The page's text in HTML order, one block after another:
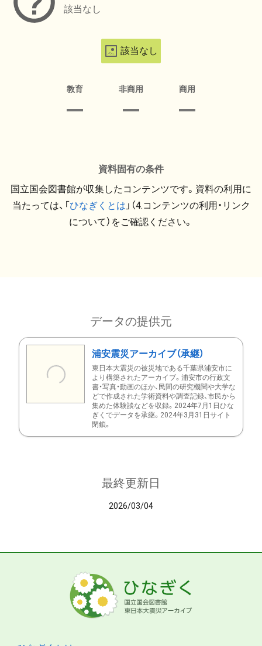
該当なし
該当なし
教育 非商用 商用
資料固有の条件
国立国会図書館が収集したコンテンツです。資料の利用に
当たっては、「ひなぎくとは 」（4.コンテンツの利用・リンク
について）をご確認ください。
データの提供元
浦安震災アーカイブ（承継）
東日本大震災の被災地である千葉県浦安市に
より構築されたアーカイブ。浦安市の行政文
書・写真・動画のほか、民間の研究機関や大学な
どで作成された学術資料や調査記録、市民から
集めた体験談などを収録。2024年7月1日ひな
ぎくでデータを承継。2024年3月31日サイト
閉鎖。
最終更新日
2026/03/04